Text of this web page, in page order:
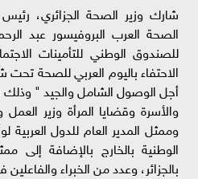
شارك وزير الصحة الجزائري، رئيس
الصحة العرب البروفيسور عبد
للصندوق الوطني للتأمينات
الاحتفاء باليوم العربي للصحة
أجل الوصول الشامل والجيد "
والأسرة وقضايا المرأة وزير
وممثل المدير العام للدول العربية
الوطنية بالخارج بالإضافة إلى
بالجزائر، وعدد من الخبراء